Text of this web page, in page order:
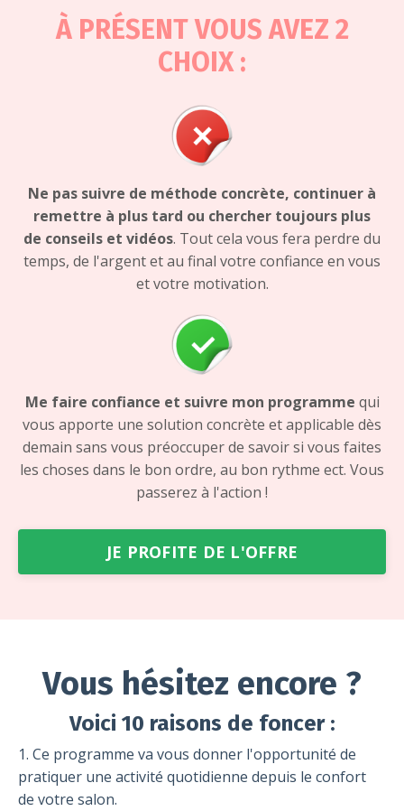
À PRÉSENT VOUS AVEZ 2
CHOIX :
Ne pas suivre de méthode concrète, continuer à
remettre à plus tard ou chercher toujours plus
de conseils et vidéos. Tout cela vous fera perdre du
temps, de l'argent et au final votre confiance en vous
et votre motivation.
Me faire confiance et suivre mon programme qui
vous apporte une solution concrète et applicable dès
demain sans vous préoccuper de savoir si vous faites
les choses dans le bon ordre, au bon rythme ect. Vous
passerez à l'action !
JE PROFITE DE L'OFFRE
Vous hésitez encore ?
Voici 10 raisons de foncer :
1. Ce programme va vous donner l'opportunité de
pratiquer une activité quotidienne depuis le confort
de votre salon.